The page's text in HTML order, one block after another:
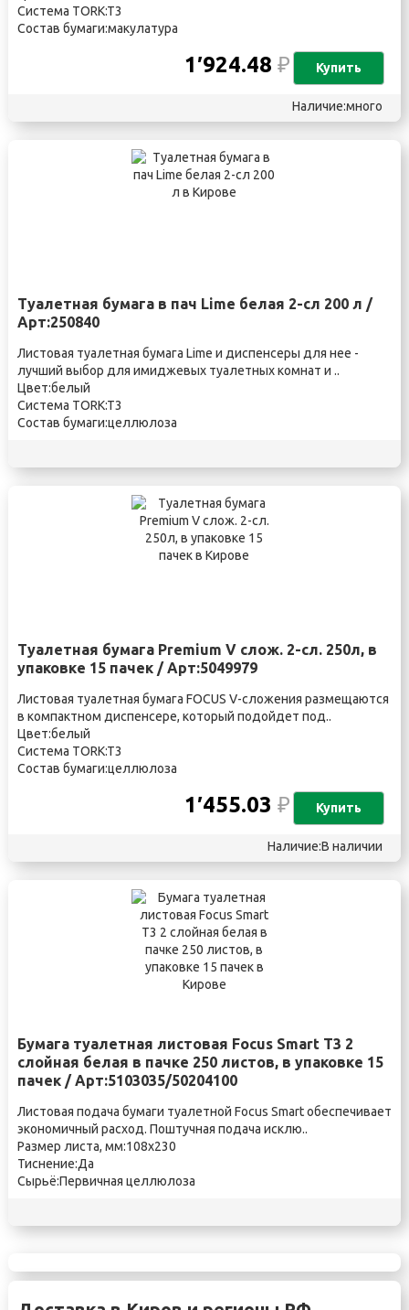
Система TORK:T3
Состав бумаги:макулатура
1′924.48₽ Купить
Наличие:много
Туалетная бумага в пач Lime белая 2-сл 200 л /
Арт:250840
Листовая туалетная бумага Lime и диспенсеры для нее -
лучший выбор для имиджевых туалетных комнат и ..
Цвет:белый
Система TORK:T3
Состав бумаги:целлюлоза
Туалетная бумага Premium V слож. 2-сл. 250л, в
упаковке 15 пачек / Арт:5049979
Листовая туалетная бумага FOCUS V-сложения размещаются
в компактном диспенсере, который подойдет под..
Цвет:белый
Система TORK:T3
Состав бумаги:целлюлоза
1′455.03₽ Купить
Наличие:В наличии
Бумага туалетная листовая Focus Smart T3 2
слойная белая в пачке 250 листов, в упаковке 15
пачек / Арт:5103035/50204100
Листовая подача бумаги туалетной Focus Smart обеспечивает
экономичный расход. Поштучная подача исклю..
Размер листа, мм:108х230
Тиснение:Да
Сырьё:Первичная целлюлоза